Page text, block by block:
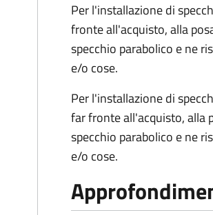
Per l'installazione di
fronte all'acquisto, alla
specchio parabolico e ne
e/o cose.
Per l'installazione di
far fronte all'acquisto, alla
specchio parabolico e ne
e/o cose.